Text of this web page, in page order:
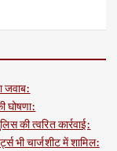
जवाब:
घोषणा:
की त्वरित कार्रवाई:
भी चार्जशीट में शामिल: